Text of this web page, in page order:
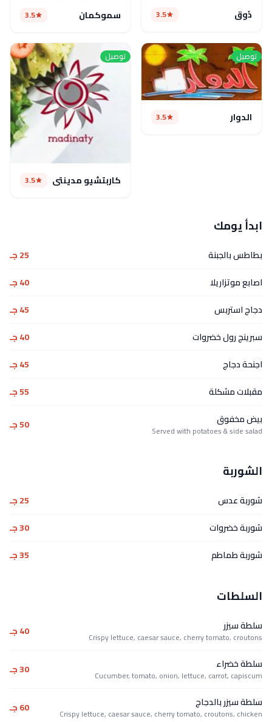
ذَوق 3.5 سموكمان 3.5
توصيل
الدوار 3.5
توصيل
كاربتشيو مدينتي 3.5
ابدأ يومك
بطاطس بالجبنة
25 جـ
اصابع موتزاريلا
40 جـ
دجاج استربس
45 جـ
سبرينج رول خضروات
40 جـ
اجنحة دجاج
45 جـ
مقبلات مشكلة
55 جـ
بيض مخفوق
Served with potatoes & side salad 50 جـ
الشوربة
شوربة عدس
25 جـ
شوربة خضروات
30 جـ
شوربة طماطم
35 جـ
السلطات
سلطة سيزر
Crispy lettuce, caesar sauce, cherry tomato, croutons 40 جـ
سلطة خضراء
Cucumber, tomato, onion, lettuce, carrot, capiscum 30 جـ
سلطة سيزر بالدجاج
Crispy lettuce, caesar sauce, cherry tomato, croutons, chicken 60 جـ